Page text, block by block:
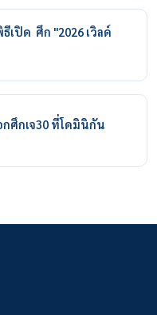
เปิด ศึก "2026 เวิลด์
ศึกเจ30 ที่โดมินิกัน